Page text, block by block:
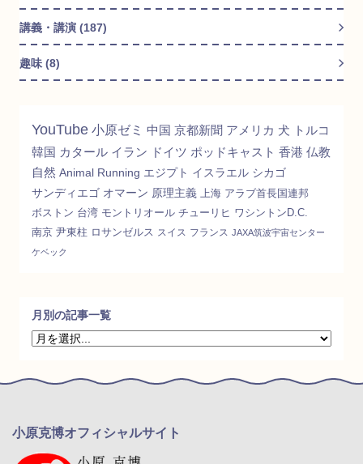
講義・講演 (187)
趣味 (8)
YouTube 小原ゼミ 中国 京都新聞 アメリカ 犬 トルコ
韓国 カタール イラン ドイツ ポッドキャスト 香港 仏教
自然 Animal Running エジプト イスラエル シカゴ
サンディエゴ オマーン 原理主義 上海 アラブ首長国連邦
ボストン 台湾 モントリオール チューリヒ ワシントンD.C.
南京 尹東柱 ロサンゼルス スイス フランス JAXA筑波宇宙センター
ケベック
月別の記事一覧
小原克博オフィシャルサイト